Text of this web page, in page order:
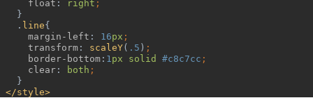
float : right ;
}
. line{
margin-left : 16px ;
transform : scaleY( .5 ) ;
border-bottom : 1px solid #c8c7cc ;
clear : both ;
}
</style>